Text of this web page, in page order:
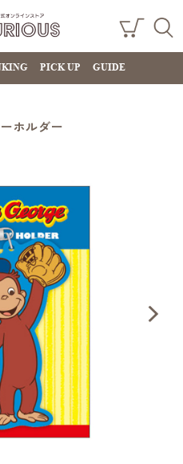
ジョー
ンライ
ング
カー
PICK UP GUIDE
ホルダー